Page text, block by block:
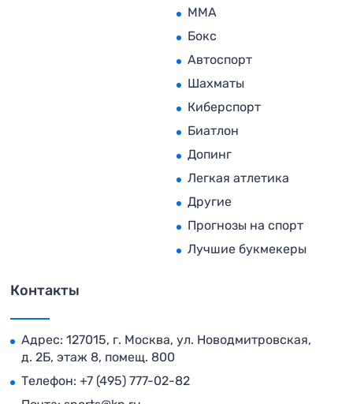
MMA
Бокс
Автоспорт
Шахматы
Киберспорт
Биатлон
Допинг
Легкая атлетика
Другие
Прогнозы на спорт
Лучшие букмекеры
Контакты
Адрес: 127015, г. Москва, ул. Новодмитровская,
д. 2Б, этаж 8, помещ. 800
Телефон: +7 (495) 777-02-82